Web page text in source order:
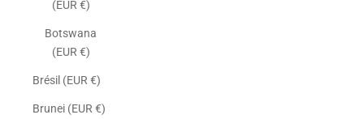
(EUR €)
Botswana
(EUR €)
Brésil (EUR €)
Brunei (EUR €)